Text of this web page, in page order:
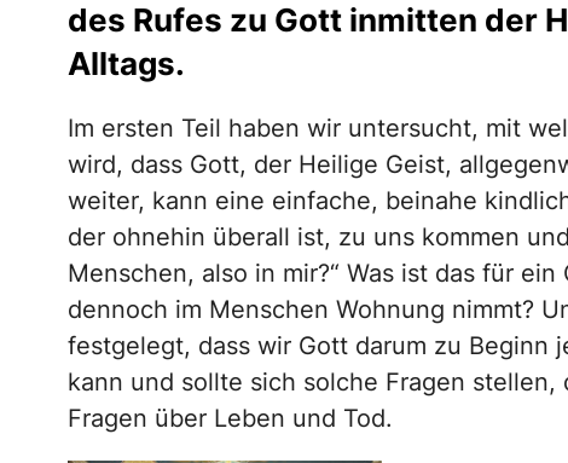
des Rufes zu Gott inmitten der
Alltags.
Im ersten Teil haben wir untersucht, mit
wird, dass Gott, der Heilige Geist,
weiter, kann eine einfache, beinahe
der ohnehin überall ist, zu uns kommen
Menschen, also in mir?“ Was ist das für
dennoch im Menschen Wohnung nimmt?
festgelegt, dass wir Gott darum zu Beginn
kann und sollte sich solche Fragen
Fragen über Leben und Tod.